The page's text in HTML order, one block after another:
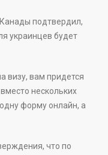
подтвердил,
украинцев будет
визу, вам придется
нескольких
форму онлайн, а
что по